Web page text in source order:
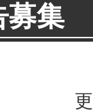
募集